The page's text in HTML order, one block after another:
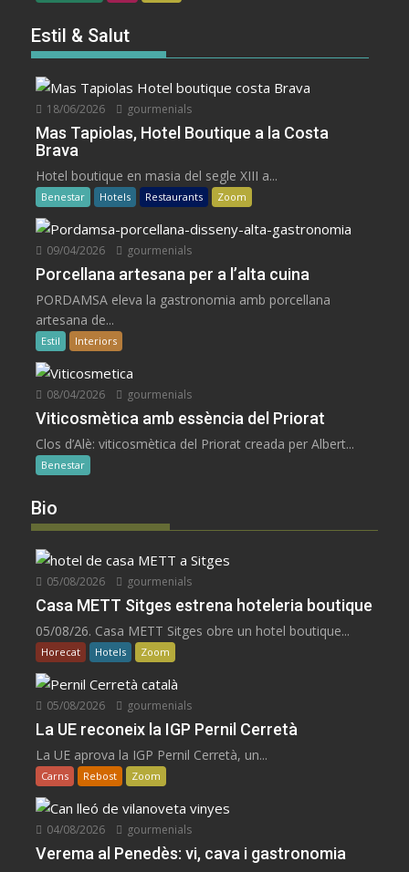
Estil & Salut
18/06/2026 gourmenials
Mas Tapiolas, Hotel Boutique a la Costa
Brava
Hotel boutique en masia del segle XIII a...
Benestar Hotels Restaurants Zoom
09/04/2026 gourmenials
Porcellana artesana per a l’alta cuina
PORDAMSA eleva la gastronomia amb porcellana
artesana de...
Estil Interiors
08/04/2026 gourmenials
Viticosmètica amb essència del Priorat
Clos d’Alè: viticosmètica del Priorat creada per Albert...
Benestar
Bio
05/08/2026 gourmenials
Casa METT Sitges estrena hoteleria boutique
05/08/26. Casa METT Sitges obre un hotel boutique...
Horecat Hotels Zoom
05/08/2026 gourmenials
La UE reconeix la IGP Pernil Cerretà
La UE aprova la IGP Pernil Cerretà, un...
Carns Rebost Zoom
04/08/2026 gourmenials
Verema al Penedès: vi, cava i gastronomia